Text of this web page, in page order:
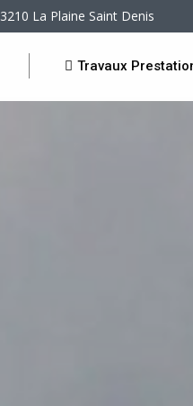
La Plaine Saint Denis
Travaux